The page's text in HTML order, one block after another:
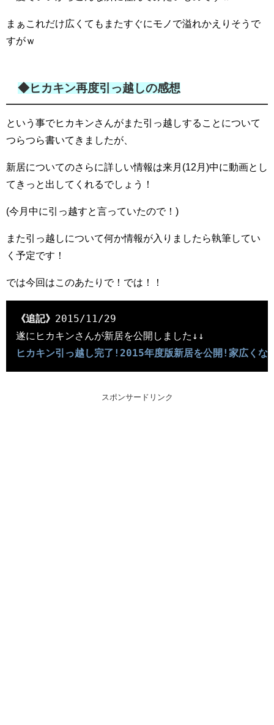
まぁこれだけ広くてもまたすぐにモノで溢れかえりそうで
すがｗ
◆ヒカキン再度引っ越しの感想
という事でヒカキンさんがまた引っ越しすることについて
つらつら書いてきましたが、
新居についてのさらに詳しい情報は来月(12月)中に動画とし
てきっと出してくれるでしょう！
(今月中に引っ越すと言っていたので！)
また引っ越しについて何か情報が入りましたら執筆してい
く予定です！
では今回はこのあたりで！では！！
《追記》 2015/11/29
ヒカキン引っ越し完了!2015年度版新居を公開!家広くな
スポンサードリンク